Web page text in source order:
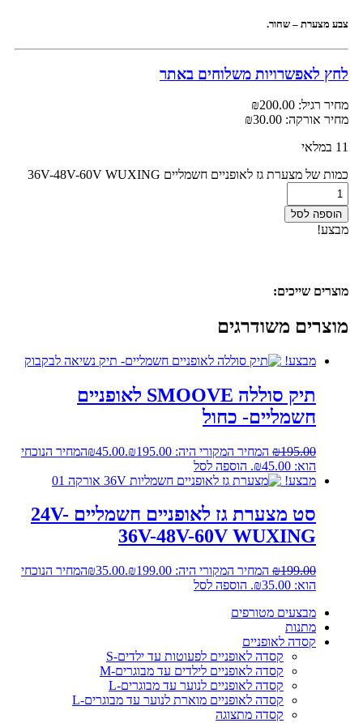
צבע מצערת – שחור.
לחץ לאפשרויות משלוחים באתר
מחיר רגיל: ₪200.00
מחיר אורקה:
₪30.00
11 במלאי
כמות של מצערת גז לאופניים חשמליים 36V-48V-60V WUXING
הוספה לסל
מבצע!
מוצרים שייכים:
מוצרים משודרגים
מבצע!
תיק סוללה SMOOVE לאופניים
חשמליים- כחול
₪195.00 המחיר המקורי היה: ₪195.00. ₪45.00
המחיר הנוכחי
הוא: ₪45.00.
הוספה לסל
מבצע!
סט מצערת גז לאופניים חשמליים 24V-
36V-48V-60V WUXING
₪199.00 המחיר המקורי היה: ₪199.00. ₪35.00
המחיר הנוכחי
הוא: ₪35.00.
הוספה לסל
מבצעים מטורפים
מתנות
קסדה לאופניים
קסדה לאופניים לפעוטות עד ילדים-S
קסדה לאופניים לילדים עד מבוגרים-M
קסדה לאופניים לנוער עד מבוגרים-L
קסדה לאופניים מוארת לנוער עד מבוגרים-L
קסדה מתצוגה